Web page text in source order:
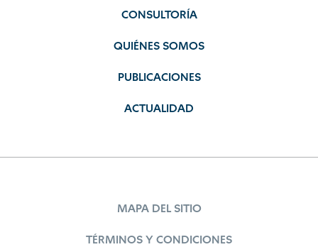
CONSULTORÍA
QUIÉNES SOMOS
PUBLICACIONES
ACTUALIDAD
MAPA DEL SITIO
TÉRMINOS Y CONDICIONES